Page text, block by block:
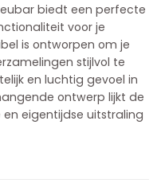
biedt een perfecte
voor je
is ontworpen om je
stijlvol te
en luchtig gevoel in
ontwerp lijkt de
eigentijdse uitstraling